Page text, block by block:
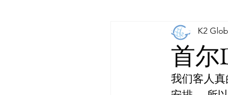
江陵
巨济岛
首尔
K2
我们客人